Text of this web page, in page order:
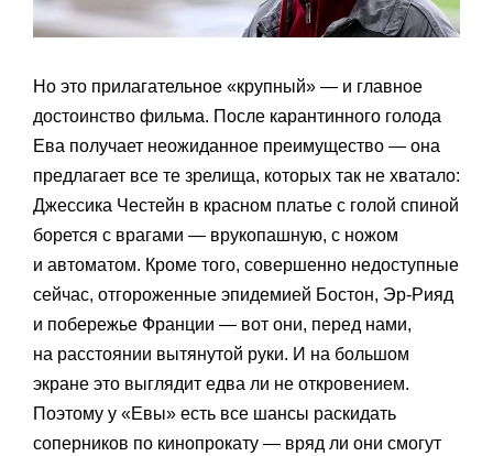
Но это прилагательное «крупный» — и главное
достоинство фильма. После карантинного голода
Ева получает неожиданное преимущество — она
предлагает все те зрелища, которых так не хватало:
Джессика Честейн в красном платье с голой спиной
борется с врагами — врукопашную, с ножом
и автоматом. Кроме того, совершенно недоступные
сейчас, отгороженные эпидемией Бостон, Эр-Рияд
и побережье Франции — вот они, перед нами,
на расстоянии вытянутой руки. И на большом
экране это выглядит едва ли не откровением.
Поэтому у «Евы» есть все шансы раскидать
соперников по кинопрокату — вряд ли они смогут